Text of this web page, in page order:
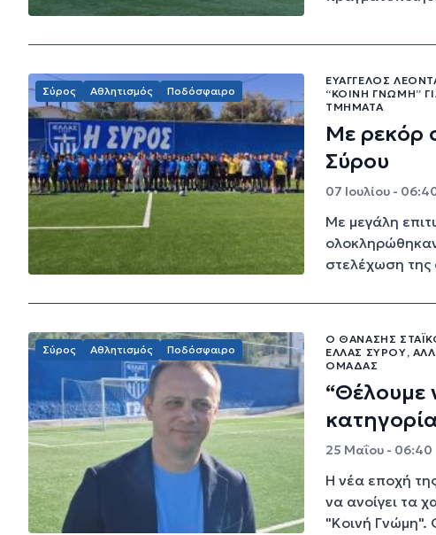
Σύρος Αθλητισμός Ποδόσφαιρο
ΕΥΆΓΓΕΛΟΣ
“ΚΟΙΝΉ ΓΝΏΜΗ”
ΤΜΉΜΑΤΑ
Με ρεκόρ
Σύρου
07 Ιουλίου -
Με μεγάλη
στελέχωση της
Σύρος Αθλητισμός Ποδόσφαιρο
Ο ΘΑΝΆΣΗΣ
ΕΛΛΆΣ ΣΎΡΟΥ,
ΟΜΆΔΑΣ
“Θέλουμε
25 Μαΐου - 06:40
Η νέα εποχή
να ανοίγει τα
"Κοινή Γνώμη".